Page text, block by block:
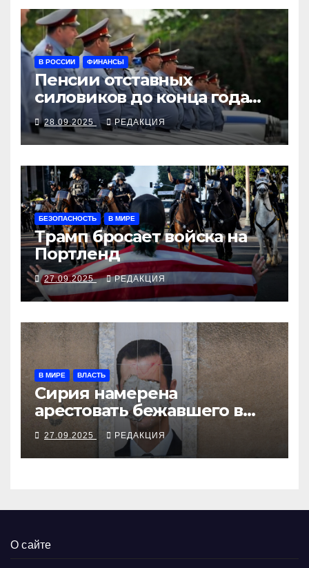
В РОССИИ ФИНАНСЫ
Пенсии отставных
силовиков до конца года
повысятся вместе с
окладами действующих
28.09.2025 РЕДАКЦИЯ
БЕЗОПАСНОСТЬ В МИРЕ
Трамп бросает войска на
Портленд
27.09.2025 РЕДАКЦИЯ
В МИРЕ ВЛАСТЬ
Сирия намерена
арестовать бежавшего в
Москву экс-диктатора
27.09.2025 РЕДАКЦИЯ
О сайте